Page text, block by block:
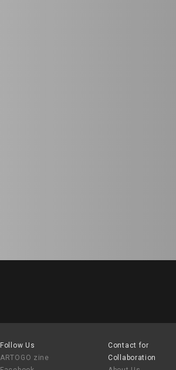
Follow Us
ARTOGO zine
Contact for
Collaboration